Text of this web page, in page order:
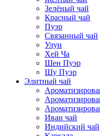
Зелёный чай
Красный чай
Пуэр
Связанный чай
Улун
Хей Ча
Шен Пуэр
Шу Пуэр
Элитный чай
Иван чай
Индийский чай